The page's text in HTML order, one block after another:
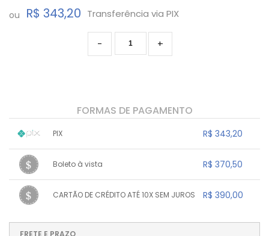
ou R$ 343,20 Transferência via PIX
+
-
FORMAS DE PAGAMENTO
PIX R$ 343,20
.
Boleto à vista R$ 370,50
.
CARTÃO DE CRÉDITO ATÉ 10X SEM JUROS R$ 390,00
.
....
FRETE E PRAZO